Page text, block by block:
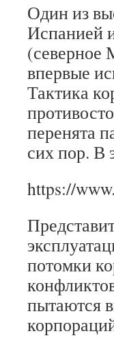
Один из
Испанией
(северное
впервые
Тактика
перенята
сих пор. В
https://
потомки
пытаются